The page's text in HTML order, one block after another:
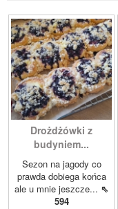
Drożdżówki z
budyniem...
Sezon na jagody co
prawda dobiega końca
ale u mnie jeszcze... ⇖
594